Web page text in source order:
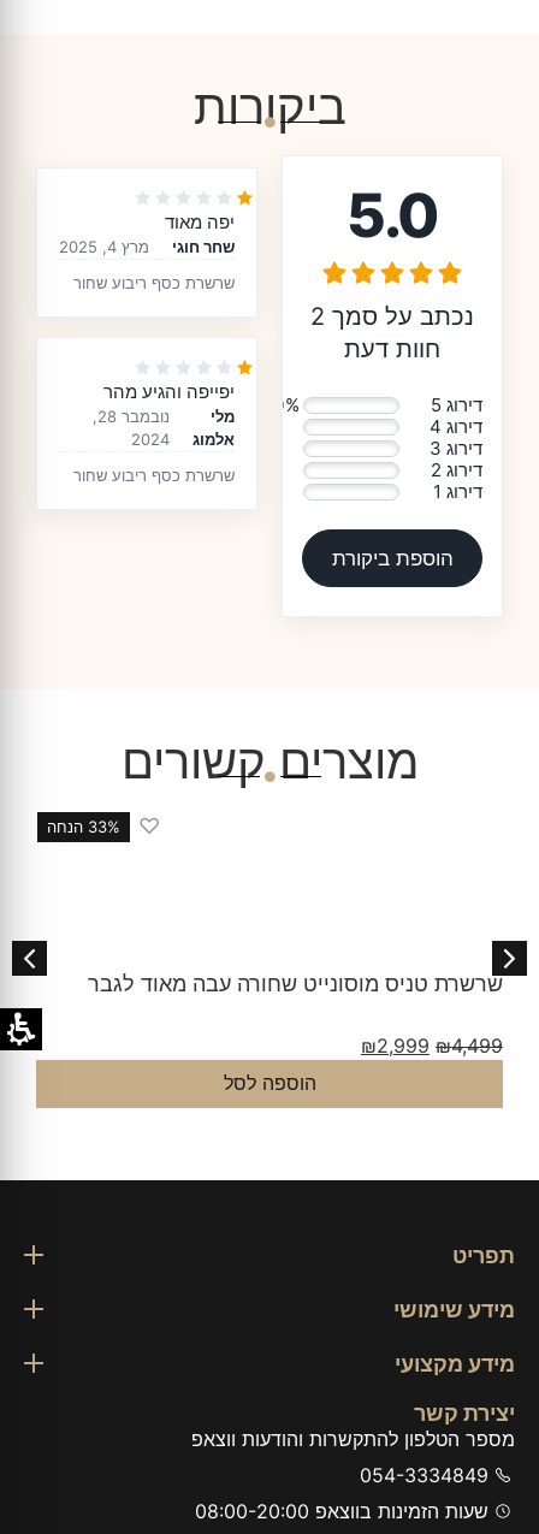
ביקורות
5.0
נכתב על סמך 2
חוות דעת
דירוג 5
100%
דירוג 4
דירוג 3
דירוג 2
דירוג 1
הוספת ביקורת
יפה מאוד
שחר חוגי
מרץ 4, 2025
שרשרת כסף ריבוע שחור
יפייפה והגיע מהר
מלי
אלמוג
נובמבר 28,
2024
שרשרת כסף ריבוע שחור
מוצרים קשורים
33% הנחה ♡
שרשרת טניס מוסונייט שחורה עבה מאוד לגבר
₪4,499
₪2,999
הוספה לסל
תפריט
מידע שימושי
מידע מקצועי
יצירת קשר
מספר הטלפון להתקשרות והודעות ווצאפ
054-3334849
שעות הזמינות בווצאפ 08:00-20:00